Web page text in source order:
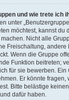
und wie trete ich
unter
möchtest, kannst du
Nicht alle
Freischaltung, andere
Wenn die Gruppe
Funktion beitreten;
für sie bewerben.
Er könnte fragen,
Bitte belästige
dafür haben.